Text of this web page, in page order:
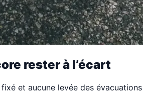
rester à l’écart
et aucune levée des